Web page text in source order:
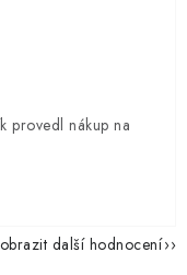
provedl nákup na
další hodnocení